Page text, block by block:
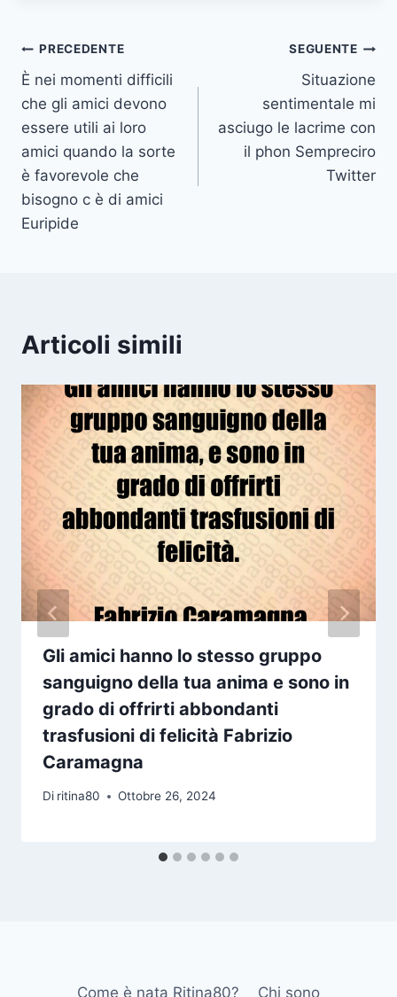
Navigazione
articoli
PRECEDENTE
È nei momenti difficili
che gli amici devono
essere utili ai loro
amici quando la sorte
è favorevole che
bisogno c è di amici
Euripide
SEGUENTE
Situazione
sentimentale mi
asciugo le lacrime con
il phon Sempreciro
Twitter
Articoli simili
Gli amici hanno lo stesso gruppo
sanguigno della tua anima e sono in
grado di offrirti abbondanti
trasfusioni di felicità Fabrizio
Caramagna
Di ritina80 Ottobre 26, 2024
Come è nata Ritina80? Chi sono